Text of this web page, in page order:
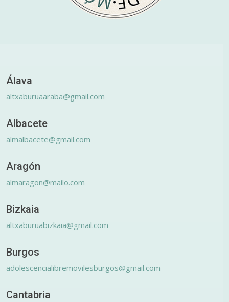
Álava
altxaburuaaraba@gmail.com
Albacete
almalbacete@gmail.com
Aragón
almaragon@mailo.com
Bizkaia
altxaburuabizkaia@gmail.com
Burgos
adolescencialibremovilesburgos@gmail.com
Cantabria